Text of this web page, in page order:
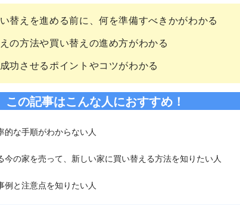
替えを進める前に、何を準備すべきかがわかる
の方法や買い替えの進め方がわかる
功させるポイントやコツがわかる
この記事はこんな人におすすめ！
的な手順がわからない人
今の家を売って、新しい家に買い替える方法を知りたい人
例と注意点を知りたい人